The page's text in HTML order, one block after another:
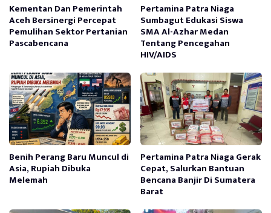
Kementan Dan Pemerintah
Aceh Bersinergi Percepat
Pemulihan Sektor Pertanian
Pascabencana
Pertamina Patra Niaga
Sumbagut Edukasi Siswa
SMA Al-Azhar Medan
Tentang Pencegahan
HIV/AIDS
Benih Perang Baru Muncul di
Asia, Rupiah Dibuka
Melemah
Pertamina Patra Niaga Gerak
Cepat, Salurkan Bantuan
Bencana Banjir Di Sumatera
Barat